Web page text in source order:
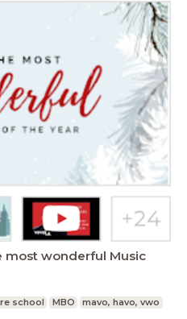
most wonderful Music
school MBO mavo, havo, vwo